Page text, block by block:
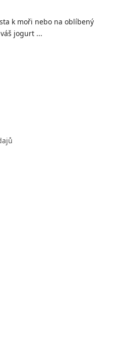
k moři nebo na oblíbený
jogurt ...